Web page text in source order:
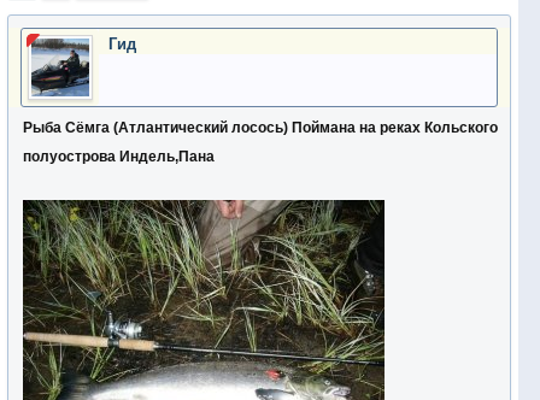
Гид
Рыба Сёмга (Атлантический лосось) Поймана на реках Кольского
полуострова Индель,Пана